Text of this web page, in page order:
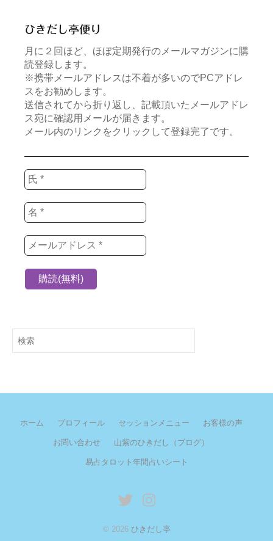
ひきだし亭便り
月に２回ほど、ほぼ定期発行のメールマガジンに購
読登録します。
※携帯メールアドレスは不着が多いのでPCアドレ
スをお勧めします。
送信されてから折り返し、記載頂いたメールアドレ
ス宛に確認用メールが届きます。
メール内のリンクをクリックして登録完了です。
検
ホーム プロフィール セッションメニュー お客様の声
お問い合わせ 山紫のひきだし（ブログ）
易占タロット年間占いシート
twitterinstagram
© 2026 ひきだし亭